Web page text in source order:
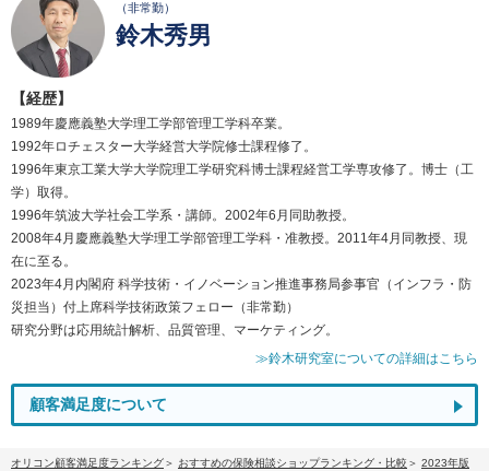
（非常勤）
鈴木秀男
【経歴】
1989年慶應義塾大学理工学部管理工学科卒業。
1992年ロチェスター大学経営大学院修士課程修了。
1996年東京工業大学大学院理工学研究科博士課程経営工学専攻修了。博士（工
学）取得。
1996年筑波大学社会工学系・講師。2002年6月同助教授。
2008年4月慶應義塾大学理工学部管理工学科・准教授。2011年4月同教授、現
在に至る。
2023年4月内閣府 科学技術・イノベーション推進事務局参事官（インフラ・防
災担当）付上席科学技術政策フェロー（非常勤）
研究分野は応用統計解析、品質管理、マーケティング。
≫鈴木研究室についての詳細はこちら
顧客満足度について
オリコン顧客満足度ランキング おすすめの保険相談ショップランキング・比較
2023年版